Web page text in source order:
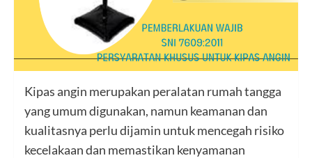
Kipas angin merupakan peralatan rumah tangga
yang umum digunakan, namun keamanan dan
kualitasnya perlu dijamin untuk mencegah risiko
kecelakaan dan memastikan kenyamanan